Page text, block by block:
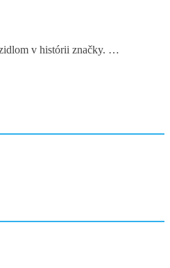
v histórii značky. …